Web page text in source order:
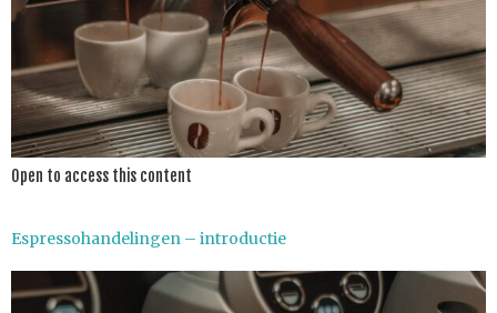
Open to access this content
Espressohandelingen – introductie